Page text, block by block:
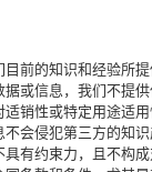
前的知识和经验所
或信息，我们不提
销性或特定用途适
会侵犯第三方的知
有约束力，且不构